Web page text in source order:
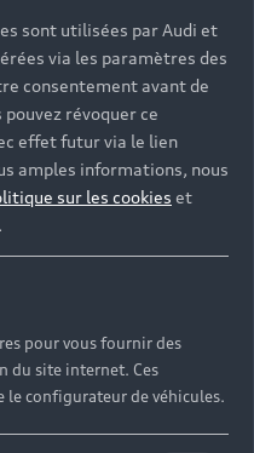
artistes
leur
appels à
de ces
projets ont
participer à
talents afin
à leur
sont utilisées par Audi et
via les paramètres des
consentement avant de
révoquer ce
effet futur via le lien
amples informations, nous
sur les cookies et
.
pour vous fournir des
du site internet. Ces
configurateur de véhicules.